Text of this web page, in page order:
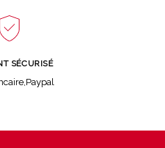
SÉCURISÉ